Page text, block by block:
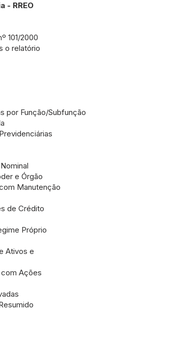
- RREO
101/2000
o relatório
por Função/Subfunção
e Órgão
Manutenção
de Crédito
Próprio
Ativos e
Ações